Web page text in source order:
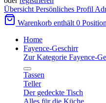
Übersicht Persönliches Profil
Warenkorb enthält 0
Home
Fayence-Geschirr
Zur Kategorie Fayence-
Tassen
Teller
Der gedeckte Tisch
Alles für die Küche